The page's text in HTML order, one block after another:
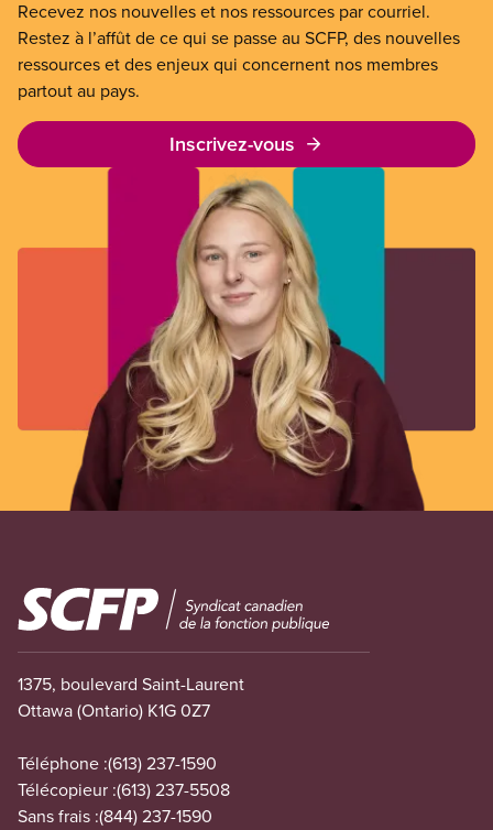
Recevez nos nouvelles et nos ressources par courriel.
Restez à l’affût de ce qui se passe au SCFP, des nouvelles
ressources et des enjeux qui concernent nos membres
partout au pays.
Inscrivez-vous
Image
1375, boulevard Saint-Laurent
Ottawa (Ontario) K1G 0Z7
Téléphone :(613) 237-1590
Télécopieur :(613) 237-5508
Sans frais :(844) 237-1590